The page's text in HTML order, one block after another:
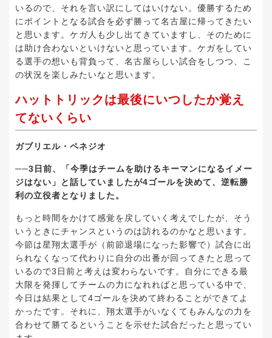
いるので、それを言い訳にしてはいけない。優勝するため
にポイントとなる試合を必ず勝って名古屋に帰ってきたい
と思います。ケガ人も少し出てきていますし、そのために
は助け合わないといけないと思っています。ケガをしてい
る選手の想いも背負って、名古屋らしい試合をしつつ、こ
の状況を楽しみたいなと思います。
ハットトリックは最後にいつしたか覚え
てないくらい
ガブリエル・ペネジオ
──3日前、「今季はチームを助けるキーマンになるイメー
ジはない」と話していましたが4ゴールを決めて、逆転勝
利の立役者となりました。
もっと時間をかけて感覚を戻していく考えでしたが、そう
いうときにチャンスというのは訪れるのかなと思います。
今節は星翔太選手が（前節退場になった影響で）試合に出
られなくなって代わりに自分の出番が回ってきたと思って
いるので3日前と考えは変わらないです。自分にできる最
大限を発揮してチームの力になれればと思っている中で、
今日は結果として4ゴールを決めて終わることができてよ
かったです。それに、翔太選手がいなくてもみんなの力を
合わせて勝てるということを示せた試合だったと思ってい